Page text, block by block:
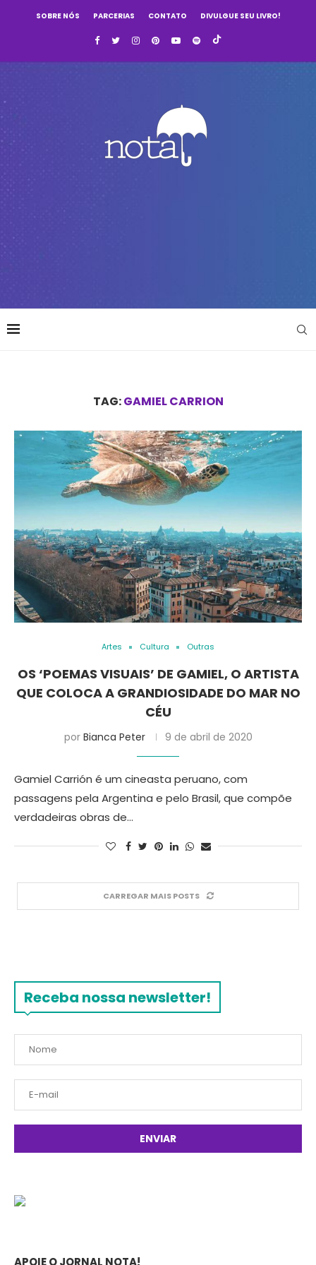
SOBRE NÓS PARCERIAS CONTATO DIVULGUE SEU LIVRO!
TAG:GAMIEL CARRION
Artes Cultura Outras
OS ‘POEMAS VISUAIS’ DE GAMIEL, O ARTISTA
QUE COLOCA A GRANDIOSIDADE DO MAR NO
CÉU
por Bianca Peter 9 de abril de 2020
Gamiel Carrión é um cineasta peruano, com
passagens pela Argentina e pelo Brasil, que compõe
verdadeiras obras de…
CARREGAR MAIS POSTS
Receba nossa newsletter!
APOIE O JORNAL NOTA!